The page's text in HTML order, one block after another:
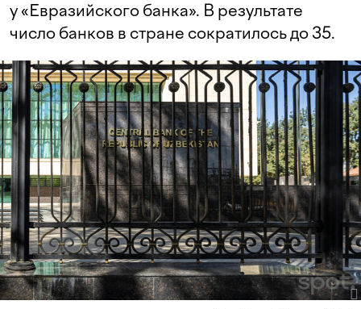
у «Евразийского банка». В результате
число банков в стране сократилось до 35.